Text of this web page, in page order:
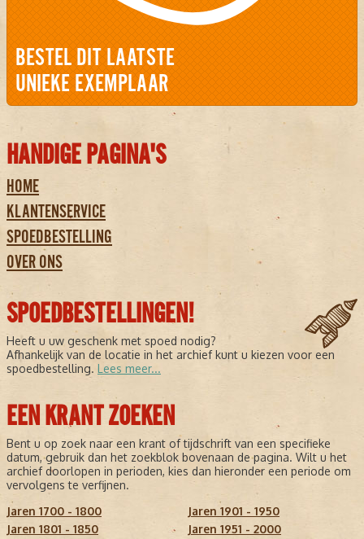
BESTEL DIT LAATSTE
UNIEKE EXEMPLAAR
HANDIGE PAGINA'S
HOME
KLANTENSERVICE
SPOEDBESTELLING
OVER ONS
SPOEDBESTELLINGEN!
Heeft u uw geschenk met spoed nodig?
Afhankelijk van de locatie in het archief kunt u kiezen voor een
spoedbestelling. Lees meer...
EEN KRANT ZOEKEN
Bent u op zoek naar een krant of tijdschrift van een specifieke
datum, gebruik dan het zoekblok bovenaan de pagina. Wilt u het
archief doorlopen in perioden, kies dan hieronder een periode om
vervolgens te verfijnen.
Jaren 1700 - 1800
Jaren 1801 - 1850
Jaren 1901 - 1950
Jaren 1951 - 2000